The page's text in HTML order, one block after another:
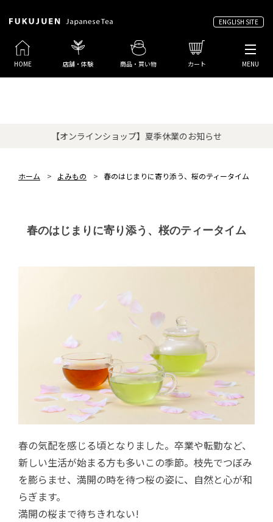
ENGLISH SITE
HOME 店舗・体験 商品・買い物 カート MENU
【オンラインショップ】夏季休業のお知らせ
ホーム > よみもの > 春のはじまりに寄り添う、桜のティータイム
春のはじまりに寄り添う、桜のティータイム
春の気配を感じる頃となりました。卒業や転勤など、
新しい生活が始まる方も多いこの季節。枝先でつぼみ
を膨らませ、満開の時を待つ桜の姿に、自然と心が和
らぎます。
満開の桜まで待ちきれない!